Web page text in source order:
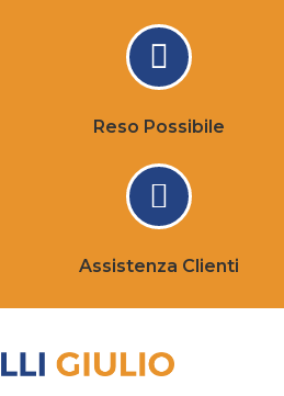
Reso Possibile
Assistenza Clienti